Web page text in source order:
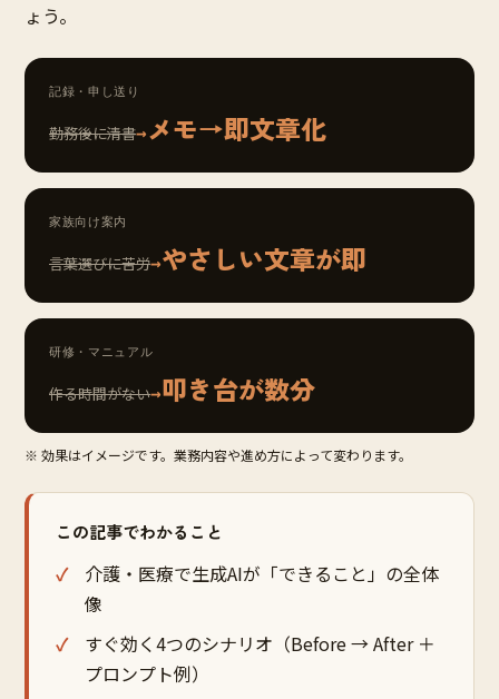
ょう。
記録・申し送り
勤務後に清書→メモ→即文章化
家族向け案内
言葉選びに苦労→やさしい文章が即
研修・マニュアル
作る時間がない→叩き台が数分
※ 効果はイメージです。業務内容や進め方によって変わります。
この記事でわかること
介護・医療で生成AIが「できること」の全体
像
すぐ効く4つのシナリオ（Before → After ＋
プロンプト例）